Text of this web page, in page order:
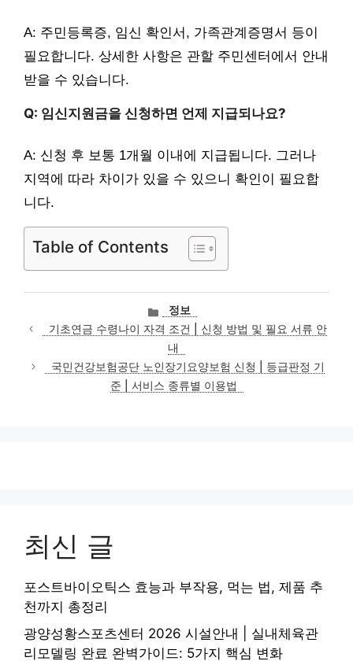
A: 주민등록증, 임신 확인서, 가족관계증명서 등이
필요합니다. 상세한 사항은 관할 주민센터에서 안내
받을 수 있습니다.
Q: 임신지원금을 신청하면 언제 지급되나요?
A: 신청 후 보통 1개월 이내에 지급됩니다. 그러나
지역에 따라 차이가 있을 수 있으니 확인이 필요합
니다.
Table of Contents
카
테
고
리
정보
기초연금 수령나이 자격 조건 | 신청 방법 및 필요 서류 안
내
국민건강보험공단 노인장기요양보험 신청 | 등급판정 기
준 | 서비스 종류별 이용법
최신 글
포스트바이오틱스 효능과 부작용, 먹는 법, 제품 추
천까지 총정리
광양성황스포츠센터 2026 시설안내 | 실내체육관
리모델링 완료 완벽가이드: 5가지 핵심 변화